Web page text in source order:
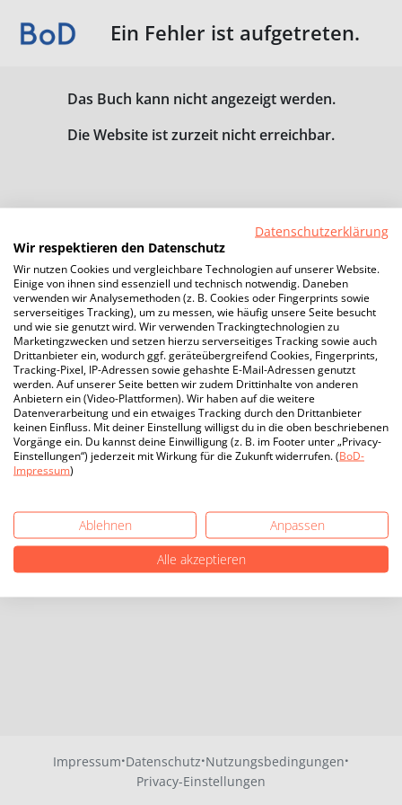
Ein Fehler ist aufgetreten.
Das Buch kann nicht angezeigt werden.
Die Website ist zurzeit nicht erreichbar.
Impressum·Datenschutz·Nutzungsbedingungen·
Privacy-Einstellungen
Datenschutzerklärung
Wir respektieren den Datenschutz
Wir nutzen Cookies und vergleichbare Technologien auf unserer Website.
Einige von ihnen sind essenziell und technisch notwendig. Daneben
verwenden wir Analysemethoden (z. B. Cookies oder Fingerprints sowie
serverseitiges Tracking), um zu messen, wie häufig unsere Seite besucht
und wie sie genutzt wird. Wir verwenden Trackingtechnologien zu
Marketingzwecken und setzen hierzu serverseitiges Tracking sowie auch
Drittanbieter ein, wodurch ggf. geräteübergreifend Cookies, Fingerprints,
Tracking-Pixel, IP-Adressen sowie gehashte E-Mail-Adressen genutzt
werden. Auf unserer Seite betten wir zudem Drittinhalte von anderen
Anbietern ein (Video-Plattformen). Wir haben auf die weitere
Datenverarbeitung und ein etwaiges Tracking durch den Drittanbieter
keinen Einfluss. Mit deiner Einstellung willigst du in die oben beschriebenen
Vorgänge ein. Du kannst deine Einwilligung (z. B. im Footer unter „Privacy-
Einstellungen“) jederzeit mit Wirkung für die Zukunft widerrufen. (BoD-
Impressum)
Ablehnen
Anpassen
Alle akzeptieren